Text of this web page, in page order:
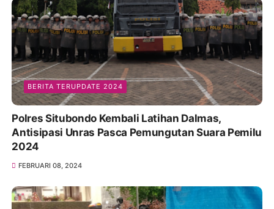
BERITA TERUPDATE 2024
Polres Situbondo Kembali Latihan Dalmas,
Antisipasi Unras Pasca Pemungutan Suara Pemilu
2024
FEBRUARI 08, 2024